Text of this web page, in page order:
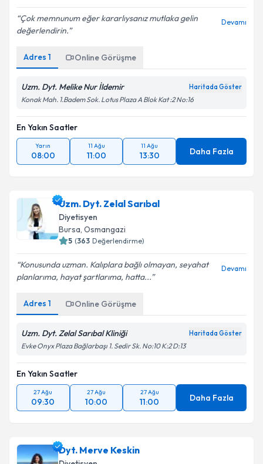
Çok memnunum eğer kararlıysanız mutlaka gelin
değerlendirin.
Devamı
Adres 1 Online Görüşme
Uzm. Dyt. Melike Nur İldemir Haritada Göster
Konak Mah. 1.Badem Sok. Lotus Plaza A Blok Kat :2 No:16
En Yakın Saatler
Yarın
08:00
11 Ağu
11:00
11 Ağu
13:30 Daha Fazla
Uzm. Dyt. Zelal Sarıbal
Diyetisyen
Bursa, Osmangazi
5 (363 Değerlendirme)
Konusunda uzman. Kalıplara bağlı olmayan, seyahat
planlarıma, hayat şartlarıma, hatta...
Devamı
Adres 1 Online Görüşme
Uzm. Dyt. Zelal Sarıbal Kliniği Haritada Göster
Evke Onyx Plaza Bağlarbaşı 1. Sedir Sk. No:10 K:2 D:13
En Yakın Saatler
27 Ağu
09:30
27 Ağu
10:00
27 Ağu
11:00 Daha Fazla
Dyt. Merve Keskin